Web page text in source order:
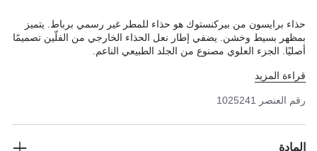
حذاء برايسون من بيركنستوك هو حذاء للمطر غير رسمي برباط. يتميز
بمظهر بسيط وخشن. يضفي إطار نعل الحذاء الخارجي من الفلّين تصميمًا
أصليًا. الجزء العلوي مصنوع من الجلد الطبيعي الناعم.
قراءة المزيد
رقم العنصر 1025241
المادة